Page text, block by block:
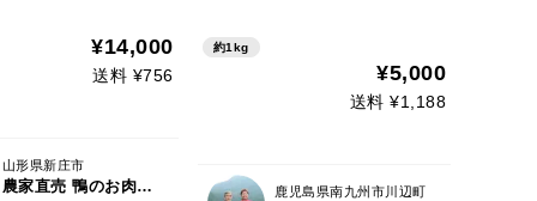
¥14,000
送料 ¥756
山形県新庄市
農家直売 鴨のお肉屋さん 加藤貴也
約1kg
¥5,000
送料 ¥1,188
鹿児島県南九州市川辺町